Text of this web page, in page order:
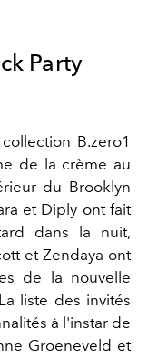
Party
B.zero1
de la crème au
du Brooklyn
et Diply ont fait
dans la nuit,
et Zendaya ont
de la nouvelle
liste des invités
à l'instar de
Groeneveld et